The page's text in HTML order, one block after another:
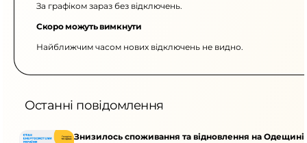
За графіком зараз без відключень.
Скоро можуть вимкнути
Найближчим часом нових відключень не видно.
Останні повідомлення
Знизилось споживання та відновлення на Одещині